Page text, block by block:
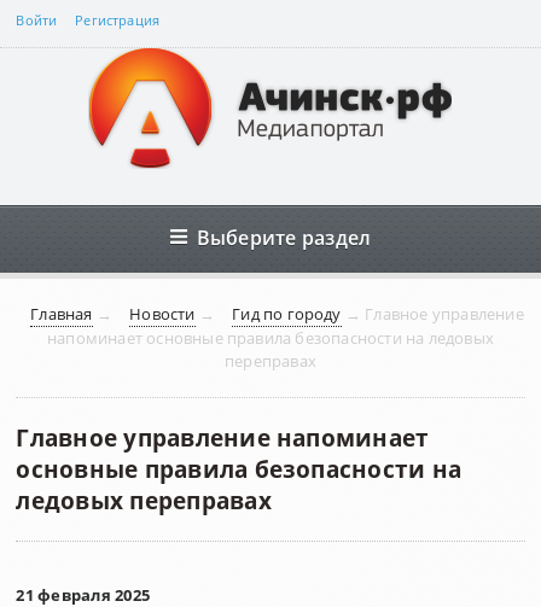
Войти Регистрация
Выберите раздел
Главная → Новости → Гид по городу → Главное управление
напоминает основные правила безопасности на ледовых
переправах
Главное управление напоминает
основные правила безопасности на
ледовых переправах
21 февраля 2025